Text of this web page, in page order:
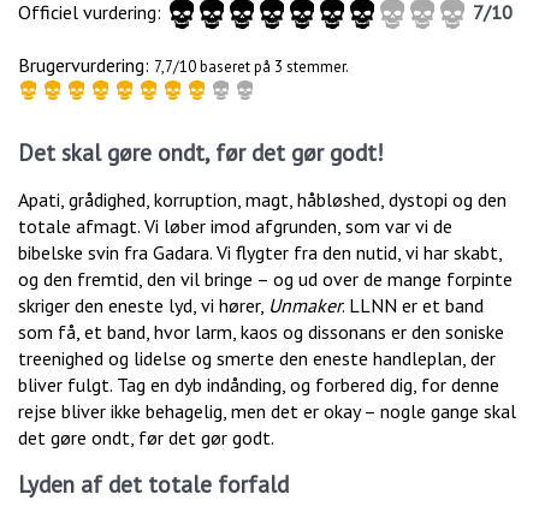
Officiel vurdering:
7/10
Brugervurdering: 7,7/10 baseret på 3 stemmer.
Det skal gøre ondt, før det gør godt!
Apati, grådighed, korruption, magt, håbløshed, dystopi og den
totale afmagt. Vi løber imod afgrunden, som var vi de
bibelske svin fra Gadara. Vi flygter fra den nutid, vi har skabt,
og den fremtid, den vil bringe – og ud over de mange forpinte
skriger den eneste lyd, vi hører, Unmaker. LLNN er et band
som få, et band, hvor larm, kaos og dissonans er den soniske
treenighed og lidelse og smerte den eneste handleplan, der
bliver fulgt. Tag en dyb indånding, og forbered dig, for denne
rejse bliver ikke behagelig, men det er okay – nogle gange skal
det gøre ondt, før det gør godt.
Lyden af det totale forfald